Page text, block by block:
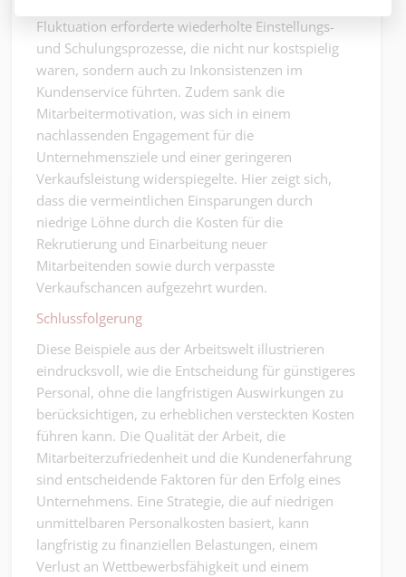
Fluktuation erforderte wiederholte Einstellungs-
und Schulungsprozesse, die nicht nur kostspielig
waren, sondern auch zu Inkonsistenzen im
Kundenservice führten. Zudem sank die
Mitarbeitermotivation, was sich in einem
nachlassenden Engagement für die
Unternehmensziele und einer geringeren
Verkaufsleistung widerspiegelte. Hier zeigt sich,
dass die vermeintlichen Einsparungen durch
niedrige Löhne durch die Kosten für die
Rekrutierung und Einarbeitung neuer
Mitarbeitenden sowie durch verpasste
Verkaufschancen aufgezehrt wurden.
Schlussfolgerung
Diese Beispiele aus der Arbeitswelt illustrieren
eindrucksvoll, wie die Entscheidung für günstigeres
Personal, ohne die langfristigen Auswirkungen zu
berücksichtigen, zu erheblichen versteckten Kosten
führen kann. Die Qualität der Arbeit, die
Mitarbeiterzufriedenheit und die Kundenerfahrung
sind entscheidende Faktoren für den Erfolg eines
Unternehmens. Eine Strategie, die auf niedrigen
unmittelbaren Personalkosten basiert, kann
langfristig zu finanziellen Belastungen, einem
Verlust an Wettbewerbsfähigkeit und einem